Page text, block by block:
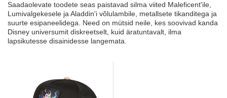
Saadaolevate toodete seas paistavad silma viited Maleficent'ile,
Lumivalgekesele ja Aladdin'i võlulambile, metallsete tikanditega ja
suurte esipaneelidega. Need on mütsid neile, kes soovivad kanda
Disney universumit diskreetselt, kuid äratuntavalt, ilma
lapsikutesse disainidesse langemata.